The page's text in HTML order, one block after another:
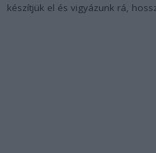
készítjük el és vigyázunk rá,